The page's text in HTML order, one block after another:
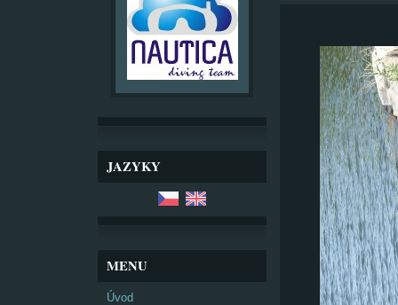
JAZYKY
MENU
Úvod